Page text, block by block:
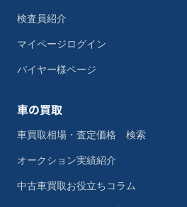
検査員紹介
マイページログイン
バイヤー様ページ
車の買取
車買取相場・査定価格 検索
オークション実績紹介
中古車買取お役立ちコラム